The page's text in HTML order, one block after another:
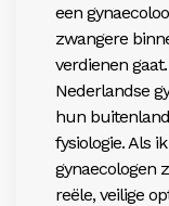
een
zwangere
verdienen
Nederlandse
hun
fysiologie. Als
gynaecologen
reële, veilige